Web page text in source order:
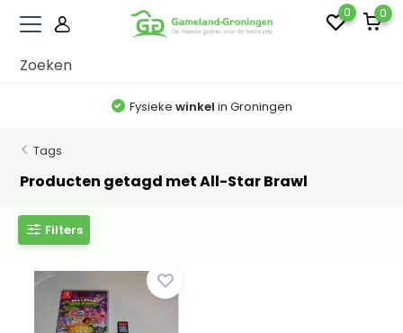
0 0
Fysieke winkel in Groningen
Tags
Producten getagd met All-Star Brawl
Filters